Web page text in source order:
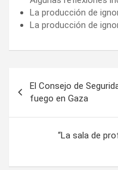
La producción de
La producción de
de
entradas
El Consejo de
fuego en Gaza
“La sala de